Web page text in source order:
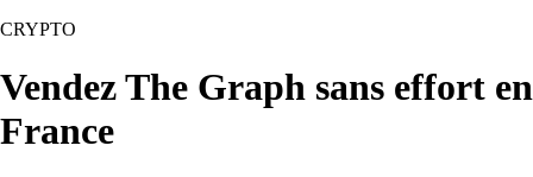
CRYPTO
Vendez The Graph sans effort en
France